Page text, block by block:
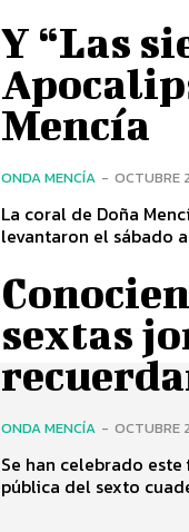
Y “Las
Mencía
ONDA MENCÍA - OCTUBRE
La coral de Doña
levantaron el sábado
sextas
ONDA MENCÍA - OCTUBRE
Se han celebrado
pública del sexto